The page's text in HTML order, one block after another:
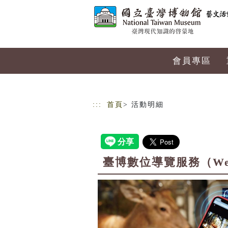
會員專區
::: 首頁 > 活動明細
臺博數位導覽服務（